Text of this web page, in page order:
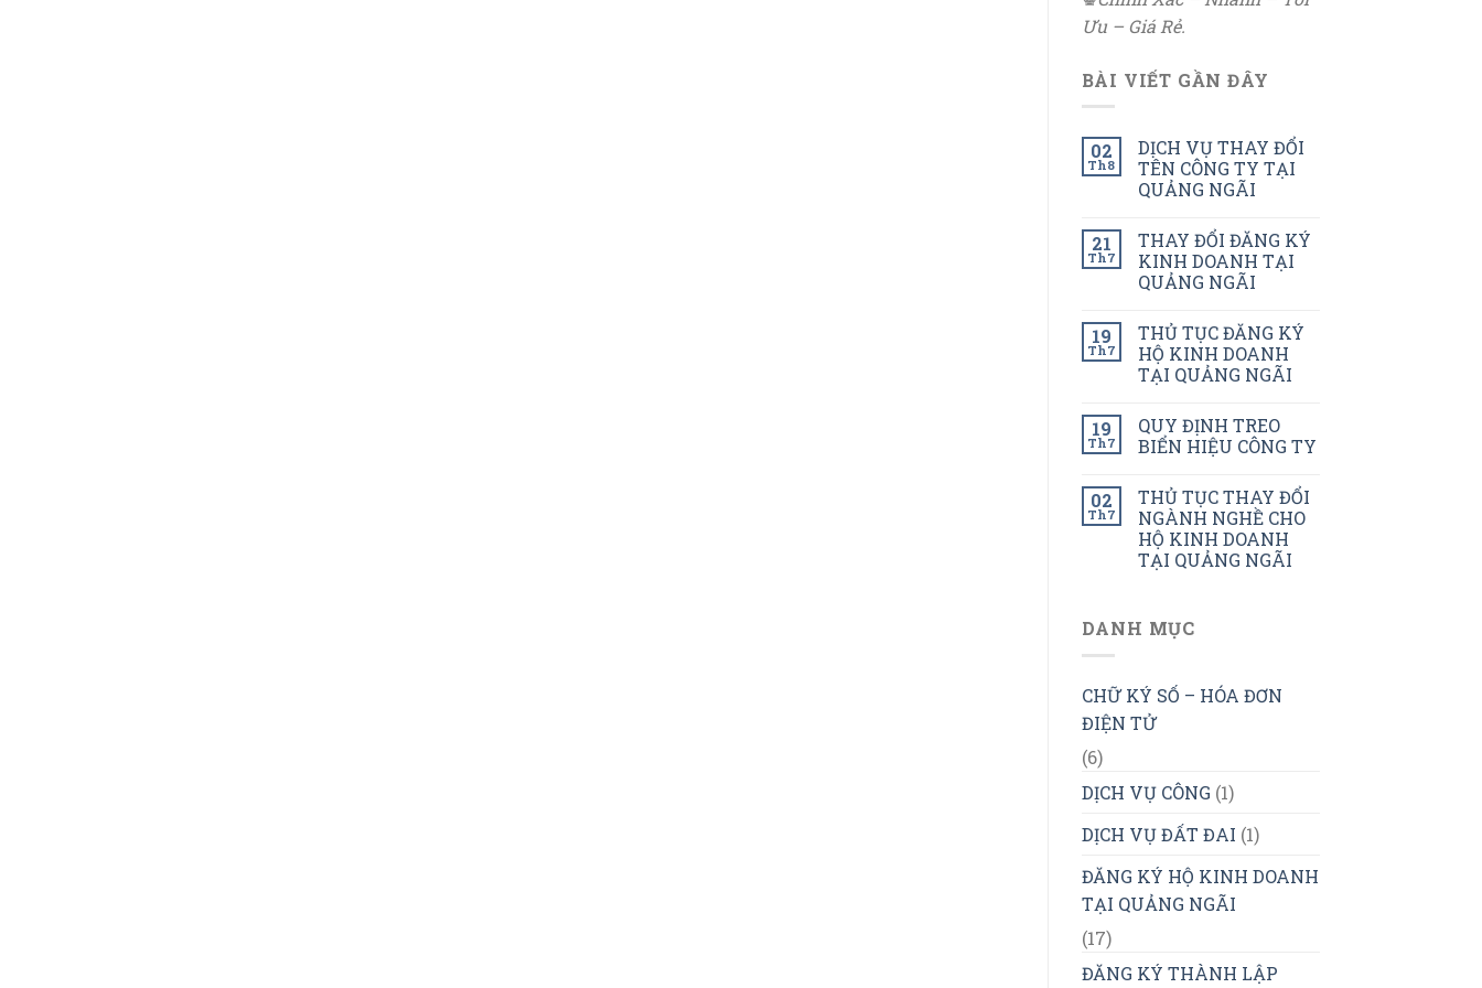
Ưu – Giá Rẻ.
BÀI VIẾT GẦN ĐÂY
02
Th8
DỊCH VỤ THAY ĐỔI
TÊN CÔNG TY TẠI
QUẢNG NGÃI
21
Th7
THAY ĐỔI ĐĂNG KÝ
KINH DOANH TẠI
QUẢNG NGÃI
19
Th7
THỦ TỤC ĐĂNG KÝ
HỘ KINH DOANH
TẠI QUẢNG NGÃI
19
Th7
QUY ĐỊNH TREO
BIỂN HIỆU CÔNG TY
02
Th7
THỦ TỤC THAY ĐỔI
NGÀNH NGHỀ CHO
HỘ KINH DOANH
TẠI QUẢNG NGÃI
DANH MỤC
CHỮ KÝ SỐ – HÓA ĐƠN
ĐIỆN TỬ
(6)
DỊCH VỤ CÔNG (1)
DỊCH VỤ ĐẤT ĐAI (1)
ĐĂNG KÝ HỘ KINH DOANH
TẠI QUẢNG NGÃI
(17)
ĐĂNG KÝ THÀNH LẬP